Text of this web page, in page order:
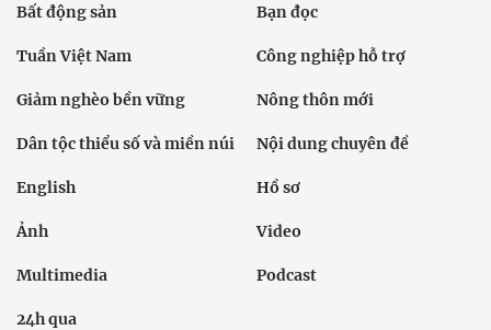
Bất động sản Bạn đọc
Tuần Việt Nam Công nghiệp hỗ trợ
Giảm nghèo bền vững Nông thôn mới
Dân tộc thiểu số và miền núi Nội dung chuyên đề
English Hồ sơ
Ảnh Video
Multimedia Podcast
24h qua